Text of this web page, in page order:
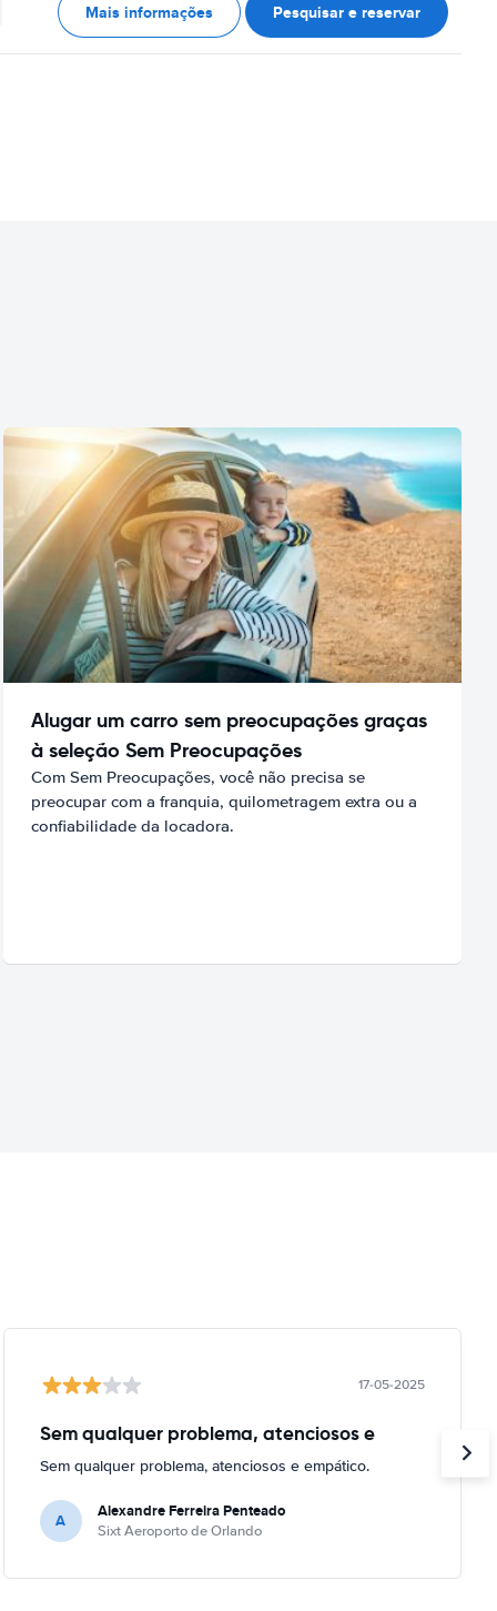
Mais informações Pesquisar e reservar
Alugar um carro sem preocupações graças
à seleção Sem Preocupações
Com Sem Preocupações, você não precisa se
preocupar com a franquia, quilometragem extra ou a
confiabilidade da locadora.
17-05-2025
Sem qualquer problema, atenciosos e
Sem qualquer problema, atenciosos e empático.
A Alexandre Ferreira Penteado
Sixt Aeroporto de Orlando